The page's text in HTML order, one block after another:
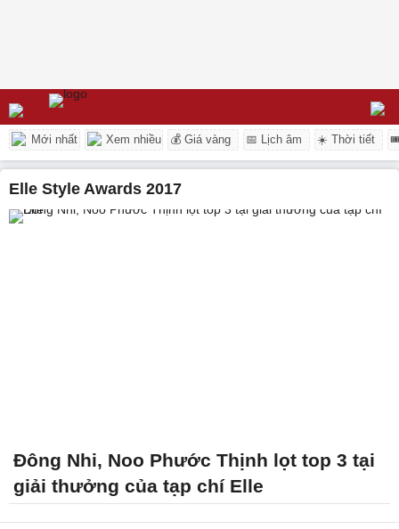
Mới nhất Xem nhiều 💰 Giá vàng 📅 Lịch âm ☀️ Thời tiết
Elle Style Awards 2017
Đông Nhi, Noo Phước Thịnh lọt top 3 tại
giải thưởng của tạp chí Elle